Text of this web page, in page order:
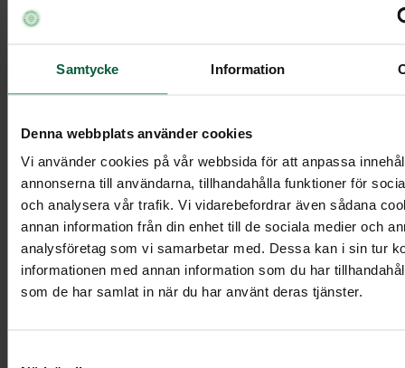
Samtycke Information
Denna webbplats använder cookies
Vi använder cookies på vår webbsida för att anpassa
annonserna till användarna, tillhandahålla funktioner för
och analysera vår trafik. Vi vidarebefordrar även sådana
annan information från din enhet till de sociala medier och
analysföretag som vi samarbetar med. Dessa kan i sin tur
informationen med annan information som du har
som de har samlat in när du har använt deras tjänster.
Krans - Förtrollande blomster, större
4 995 kr
Visa mer